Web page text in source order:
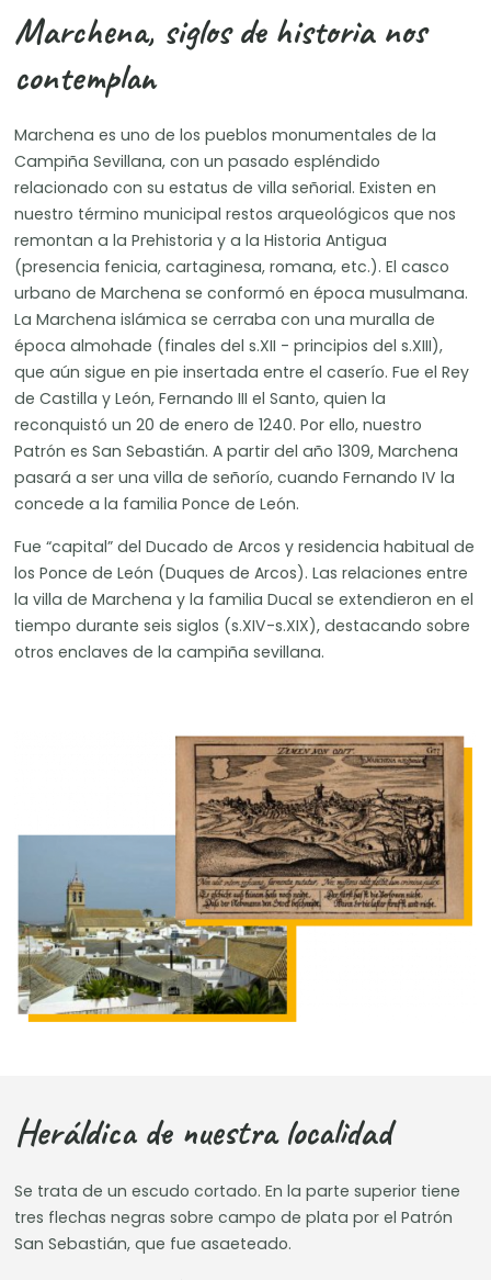
Marchena, siglos de historia nos
contemplan
Marchena es uno de los pueblos monumentales de la
Campiña Sevillana, con un pasado espléndido
relacionado con su estatus de villa señorial. Existen en
nuestro término municipal restos arqueológicos que nos
remontan a la Prehistoria y a la Historia Antigua
(presencia fenicia, cartaginesa, romana, etc.). El casco
urbano de Marchena se conformó en época musulmana.
La Marchena islámica se cerraba con una muralla de
época almohade (finales del s.XII - principios del s.XIII),
que aún sigue en pie insertada entre el caserío. Fue el Rey
de Castilla y León, Fernando III el Santo, quien la
reconquistó un 20 de enero de 1240. Por ello, nuestro
Patrón es San Sebastián. A partir del año 1309, Marchena
pasará a ser una villa de señorío, cuando Fernando IV la
concede a la familia Ponce de León.
Fue “capital” del Ducado de Arcos y residencia habitual de
los Ponce de León (Duques de Arcos). Las relaciones entre
la villa de Marchena y la familia Ducal se extendieron en el
tiempo durante seis siglos (s.XIV-s.XIX), destacando sobre
otros enclaves de la campiña sevillana.
Heráldica de nuestra localidad
Se trata de un escudo cortado. En la parte superior tiene
tres flechas negras sobre campo de plata por el Patrón
San Sebastián, que fue asaeteado.